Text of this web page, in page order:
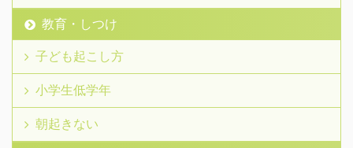
教育・しつけ
子ども起こし方
小学生低学年
朝起きない